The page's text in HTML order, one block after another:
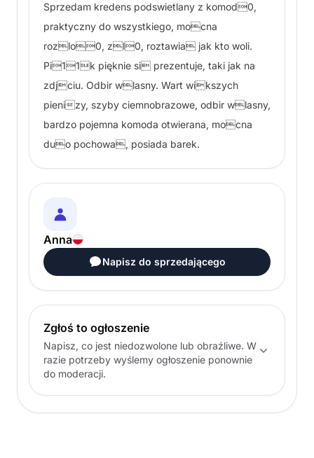
Sprzedam kredens podswietlany z komod0,
praktyczny do wszystkiego, mocna
rozlo0, zl0, roztawia jak kto woli.
Pi11k pięknie si prezentuje, taki jak na
zdjciu. Odbir wlasny. Wart wikszych
pienizy, szyby ciemnobrazowe, odbir wlasny,
bardzo pojemna komoda otwierana, mocna
duo pochowa, posiada barek.
Anna
Napisz do sprzedającego
Zgłoś to ogłoszenie
Napisz, co jest niedozwolone lub obraźliwe. W
razie potrzeby wyślemy ogłoszenie ponownie
do moderacji.